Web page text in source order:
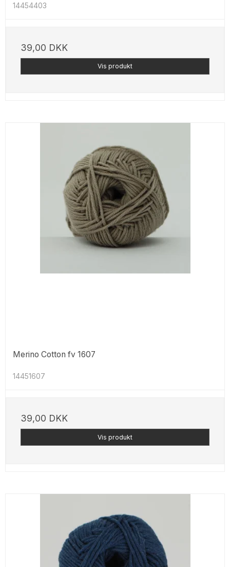
14454403
39,00 DKK
Vis produkt
Merino Cotton fv 1607
14451607
39,00 DKK
Vis produkt